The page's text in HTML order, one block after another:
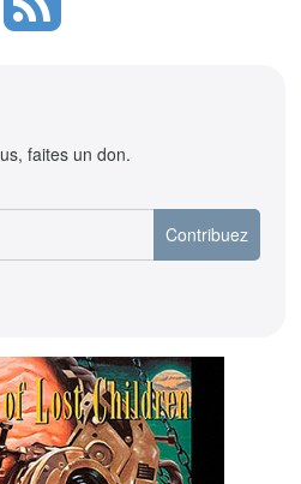
faites un don.